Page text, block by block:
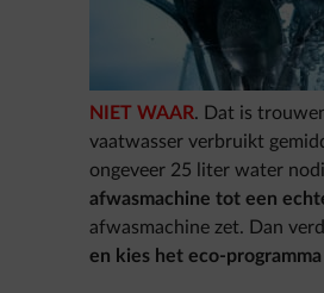
NIET WAAR. Dat is
vaatwasser verbruikt
ongeveer 25 liter water
afwasmachine tot een
afwasmachine zet. Dan
en kies het eco-programma